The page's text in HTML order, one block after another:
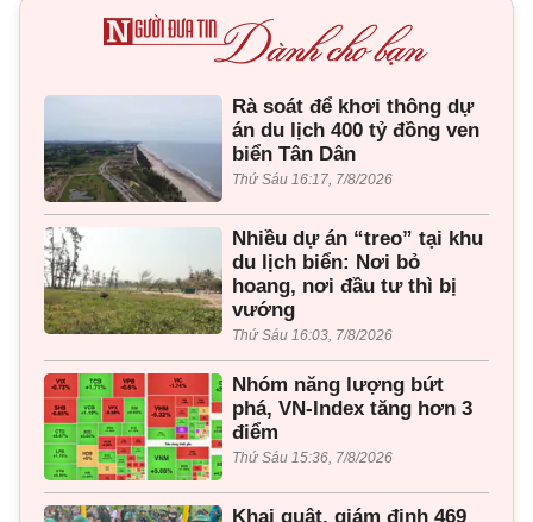
Rà soát để khơi thông dự
án du lịch 400 tỷ đồng ven
biển Tân Dân
Thứ Sáu 16:17, 7/8/2026
Nhiều dự án “treo” tại khu
du lịch biển: Nơi bỏ
hoang, nơi đầu tư thì bị
vướng
Thứ Sáu 16:03, 7/8/2026
Nhóm năng lượng bứt
phá, VN-Index tăng hơn 3
điểm
Thứ Sáu 15:36, 7/8/2026
Khai quật, giám định 469